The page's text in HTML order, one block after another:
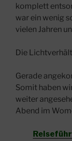
komplett
war ein wenig
vielen Jahren
Die
Gerade
Somit haben
weiter
Abend im